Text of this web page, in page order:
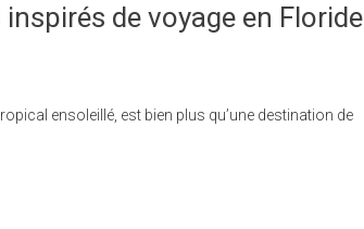
de voyage en Floride
ensoleillé, est bien plus qu’une destination de